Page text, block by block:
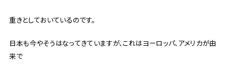
重きとしておいているのです。
日本も今やそうはなってきていますが、これはヨーロッパ、アメリカが由
来で